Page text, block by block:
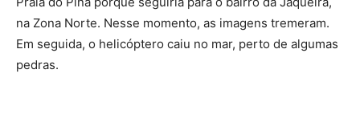
na Zona Norte. Nesse momento, as imagens tremeram.
Em seguida, o helicóptero caiu no mar, perto de algumas
pedras.